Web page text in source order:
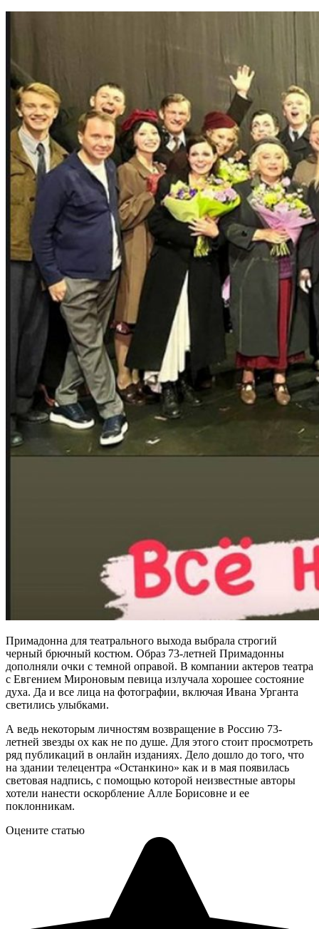
Примадонна для театрального выхода выбрала строгий
черный брючный костюм. Образ 73-летней Примадонны
дополняли очки с темной оправой. В компании актеров театра
с Евгением Мироновым певица излучала хорошее состояние
духа. Да и все лица на фотографии, включая Ивана Урганта
светились улыбками.
А ведь некоторым личностям возвращение в Россию 73-
летней звезды ох как не по душе. Для этого стоит просмотреть
ряд публикаций в онлайн изданиях. Дело дошло до того, что
на здании телецентра «Останкино» как и в мая появилась
световая надпись, с помощью которой неизвестные авторы
хотели нанести оскорбление Алле Борисовне и ее
поклонникам.
Оцените статью